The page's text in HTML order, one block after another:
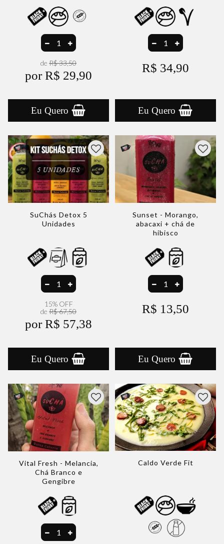
de R$ 33,50
por R$ 29,90
Eu Quero
R$ 34,90
Eu Quero
SuChás Detox 5
Unidades
15% OFF
de R$ 67,50
por R$ 57,38
Eu Quero
Sunset - Morango,
abacaxi + chá de
hibisco
R$ 13,50
Eu Quero
Vital Fresh - Melancia,
Chá Branco e
Gengibre
Caldo Verde Fit